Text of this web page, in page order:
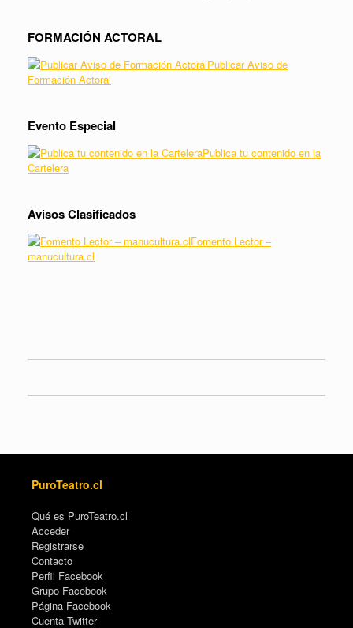
FORMACIÓN ACTORAL
Publicar Aviso de
Formación Actoral
Evento Especial
Publica tu contenido en la
Cartelera
Avisos Clasificados
Fomento Lector –
manucultura.cl
PuroTeatro.cl
Qué es PuroTeatro.cl
Acceder
Registrarse
Contacto
Perfil Facebook
Grupo Facebook
Página Facebook
Cuenta Twitter